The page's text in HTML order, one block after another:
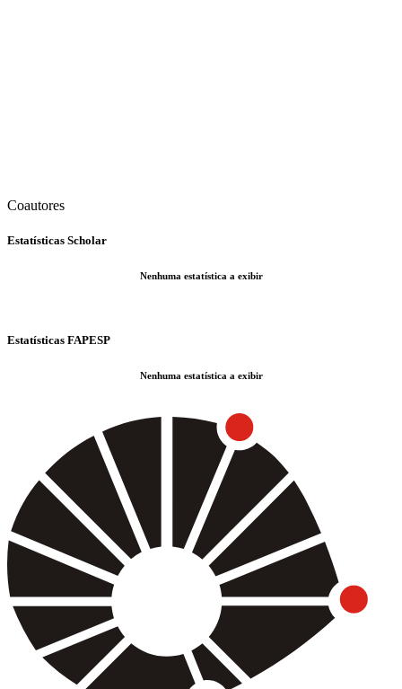
Coautores
Estatísticas Scholar
Nenhuma estatística a exibir
Estatísticas FAPESP
Nenhuma estatística a exibir